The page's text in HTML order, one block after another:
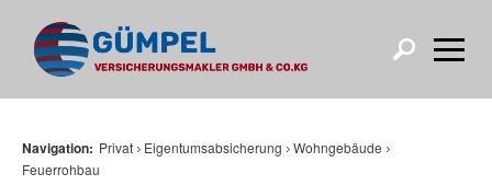
Navigation: Privat Eigentumsabsicherung
Wohngebäude
Feuerrohbau